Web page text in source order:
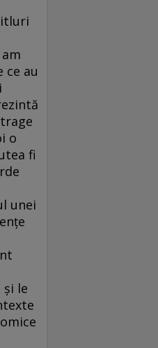
au
o
fi
unei
le